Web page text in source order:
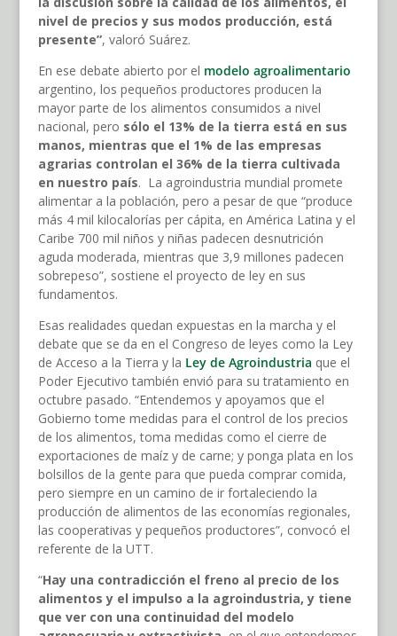
nivel de precios y sus modos producción, está
presente”, valoró Suárez.
En ese debate abierto por el modelo agroalimentario
argentino, los pequeños productores producen la
mayor parte de los alimentos consumidos a nivel
nacional, pero sólo el 13% de la tierra está en sus
manos, mientras que el 1% de las empresas
agrarias controlan el 36% de la tierra cultivada
en nuestro país. La agroindustria mundial promete
alimentar a la población, pero a pesar de que “produce
más 4 mil kilocalorías per cápita, en América Latina y el
Caribe 700 mil niños y niñas padecen desnutrición
aguda moderada, mientras que 3,9 millones padecen
sobrepeso”, sostiene el proyecto de ley en sus
fundamentos.
Esas realidades quedan expuestas en la marcha y el
debate que se da en el Congreso de leyes como la Ley
de Acceso a la Tierra y la Ley de Agroindustria que el
Poder Ejecutivo también envió para su tratamiento en
octubre pasado. “Entendemos y apoyamos que el
Gobierno tome medidas para el control de los precios
de los alimentos, toma medidas como el cierre de
exportaciones de maíz y de carne; y ponga plata en los
bolsillos de la gente para que pueda comprar comida,
pero siempre en un camino de ir fortaleciendo la
producción de alimentos de las economías regionales,
las cooperativas y pequeños productores”, convocó el
referente de la UTT.
“Hay una contradicción el freno al precio de los
alimentos y el impulso a la agroindustria, y tiene
que ver con una continuidad del modelo